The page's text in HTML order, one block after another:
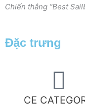
Chiến thắng “Best
Đặc trưng
CE